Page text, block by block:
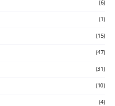
(6)
(1)
(15)
(47)
(31)
(10)
(4)